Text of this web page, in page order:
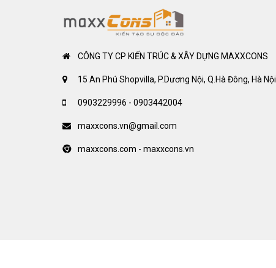
CÔNG TY CP KIẾN TRÚC & XÂY DỰNG MAXXCONS
15 An Phú Shopvilla, P.Dương Nội, Q.Hà Đông, Hà Nội
0903229996 - 0903442004
maxxcons.vn@gmail.com
maxxcons.com - maxxcons.vn